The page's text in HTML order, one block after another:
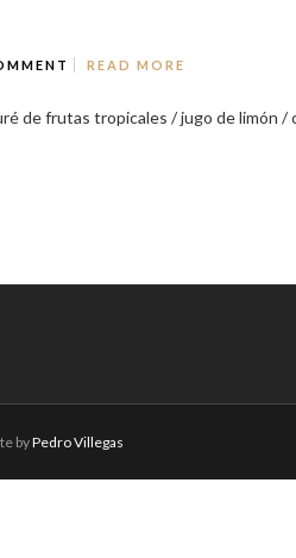
READ MORE
de frutas tropicales / jugo de limón /
byPedro Villegas